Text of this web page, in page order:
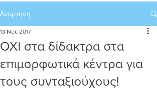
Ανάρτηση
ΟΧΙ στα δίδακτρα στα
επιμορφωτικά κέντρα για
τους συνταξιούχους!
13 Νοε 2017